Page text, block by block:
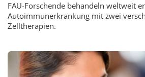
FAU-Forschende behandeln weltweit
Autoimmunerkrankung mit zwei
Zelltherapien.